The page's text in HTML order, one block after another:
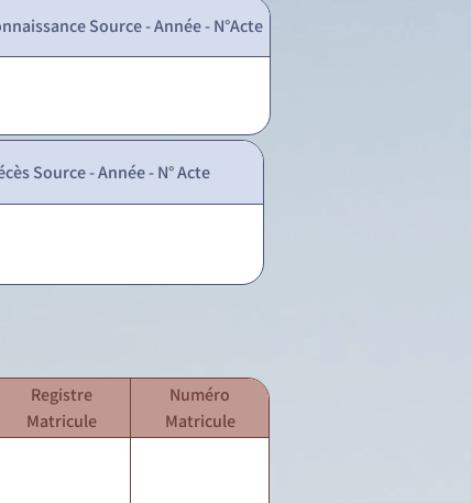
Source - Année - N°Acte
Source - Année - N° Acte
Registre
Matricule
Numéro
Matricule